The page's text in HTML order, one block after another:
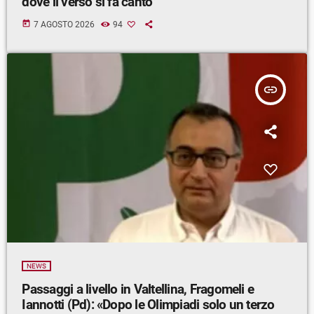
today 7 AGOSTO 2026 94
insert_link
NEWS
Passaggi a livello in Valtellina, Fragomeli e
Iannotti (Pd): «Dopo le Olimpiadi solo un terzo